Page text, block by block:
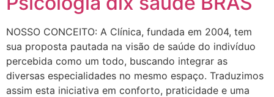
NOSSO CONCEITO: A Clínica, fundada em 2004, tem
sua proposta pautada na visão de saúde do indivíduo
percebida como um todo, buscando integrar as
diversas especialidades no mesmo espaço. Traduzimos
assim esta iniciativa em conforto, praticidade e uma